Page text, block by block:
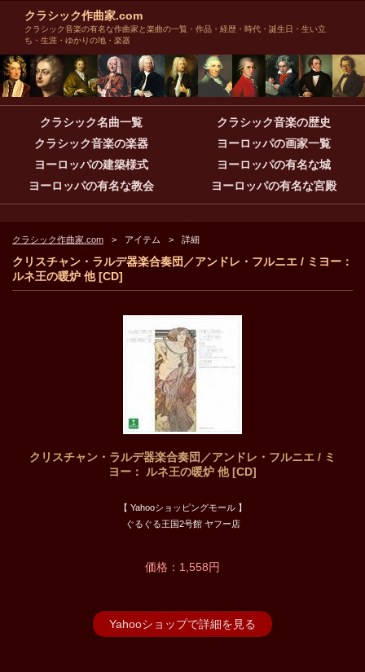
クラシック作曲家.com
クラシック音楽の有名な作曲家と楽曲の一覧・作品・経歴・時代・誕生日・生い立
ち・生涯・ゆかりの地・楽器
クラシック名曲一覧
クラシック音楽の歴史
クラシック音楽の楽器
ヨーロッパの画家一覧
ヨーロッパの建築様式
ヨーロッパの有名な城
ヨーロッパの有名な教会
ヨーロッパの有名な宮殿
クラシック作曲家.com アイテム 詳細
クリスチャン・ラルデ器楽合奏団／アンドレ・フルニエ / ミヨー：
ルネ王の暖炉 他 [CD]
クリスチャン・ラルデ器楽合奏団／アンドレ・フルニエ / ミ
ヨー： ルネ王の暖炉 他 [CD]
【 Yahooショッピングモール 】
ぐるぐる王国2号館 ヤフー店
価格：1,558円
Yahooショップで詳細を見る